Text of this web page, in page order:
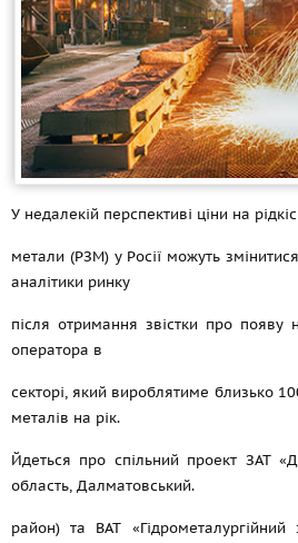
У недалекій перспективі ціни на
метали (РЗМ) у Росії можуть
аналітики ринку
після отримання звістки про появу
оператора в
секторі, який вироблятиме близько
металів на рік.
Йдеться про спільний проект ЗАТ
область, Далматовський.
район) та ВАТ «Гідрометалургійний